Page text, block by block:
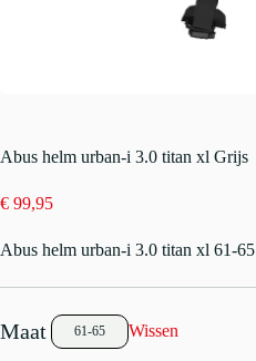
Abus helm urban-i 3.0 titan xl Grijs
€ 99,95
Abus helm urban-i 3.0 titan xl 61-65
61-65 Wissen